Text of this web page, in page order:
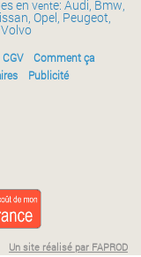
en vente: Audi, Bmw,
Opel, Peugeot,
CGV
Comment ça
Publicité
Un site réalisé par FAPROD